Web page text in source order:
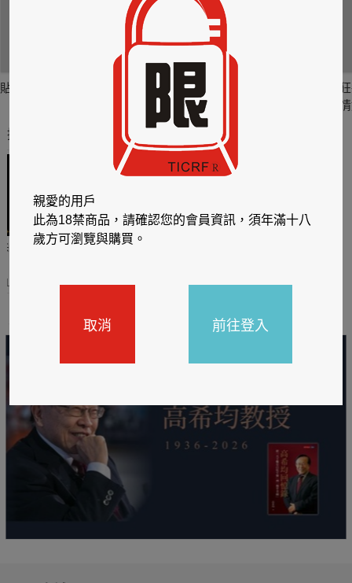
貼身剪裁II：如癮
貼心情婦～魅惑之
推薦你買好東西
閱讀有禮，TCL平板送觸
2026/06/20 - 2026/08/31 2026/06/20 - 2026/08/31
親愛的用戶
此為18禁商品，請確認您的會員資訊，須年滿十八
歲方可瀏覽與購買。
取消 前往登入